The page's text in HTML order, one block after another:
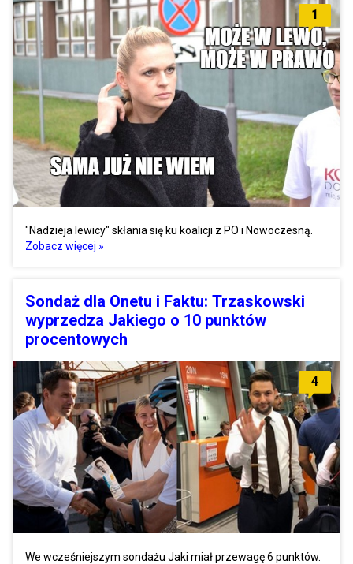
1
"Nadzieja lewicy" skłania się ku koalicji z PO i Nowoczesną.
Zobacz więcej »
Sondaż dla Onetu i Faktu: Trzaskowski
wyprzedza Jakiego o 10 punktów
procentowych
4
We wcześniejszym sondażu Jaki miał przewagę 6 punktów.